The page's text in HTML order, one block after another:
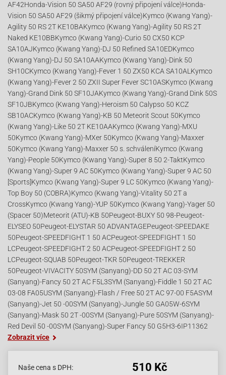
AF42Honda-Vision 50 SA50 AF29 (rovný připojení válce)Honda-
Vision 50 SA50 AF29 (šikmý připojení válce)Kymco (Kwang Yang)-
Agility 50 RS 2T KE10BAKymco (Kwang Yang)-Agility 50 RS 2T
Naked KE10BBKymco (Kwang Yang)-Curio 50 CX50 KCP
SA10AJKymco (Kwang Yang)-DJ 50 Refined SA10EDKymco
(Kwang Yang)-DJ 50 SA10AAKymco (Kwang Yang)-Dink 50
SH10CKymco (Kwang Yang)-Fever 1 50 ZX50 KCA SA10ALKymco
(Kwang Yang)-Fever 2 50 ZXII Super Fever SC10ASKymco (Kwang
Yang)-Grand Dink 50 SF10JAKymco (Kwang Yang)-Grand Dink 50S
SF10JBKymco (Kwang Yang)-Heroism 50 Calypso 50 KCZ
SB10ACKymco (Kwang Yang)-KB 50 Meteorit Scout 50Kymco
(Kwang Yang)-Like 50 2T KE10AAKymco (Kwang Yang)-MXU
50Kymco (Kwang Yang)-MXer 50Kymco (Kwang Yang)-Maxxer
50Kymco (Kwang Yang)-Maxxer 50 s. schváleníKymco (Kwang
Yang)-People 50Kymco (Kwang Yang)-Super 8 50 2-TaktKymco
(Kwang Yang)-Super 9 AC 50Kymco (Kwang Yang)-Super 9 AC 50
[Sports]Kymco (Kwang Yang)-Super 9 LC 50Kymco (Kwang Yang)-
Top Boy 50 (COBRA)Kymco (Kwang Yang)-Vitality 50 2T a
CrossKymco (Kwang Yang)-YUP 50Kymco (Kwang Yang)-Yager 50
(Spacer 50)Meteorit (ATU)-KB 50Peugeot-BUXY 50 98-Peugeot-
ELYSEO 50Peugeot-ELYSTAR 50 ADVANTAGEPeugeot-SPEEDAKE
50Peugeot-SPEEDFIGHT 1 50 ACPeugeot-SPEEDFIGHT 1 50
LCPeugeot-SPEEDFIGHT 2 50 ACPeugeot-SPEEDFIGHT 2 50
LCPeugeot-SQUAB 50Peugeot-TKR 50Peugeot-TREKKER
50Peugeot-VIVACITY 50SYM (Sanyang)-DD 50 2T AC 03-SYM
(Sanyang)-Fancy 50 2T AC F5L3SYM (Sanyang)-Fiddle 1 50 2T AC
03-08 FA05USYM (Sanyang)-Flash / Free 50 2T AC 97-00 F5ASYM
(Sanyang)-Jet 50 -00SYM (Sanyang)-Jungle 50 GA05W-6SYM
(Sanyang)-Mask 50 2T -00SYM (Sanyang)-Pure 50SYM (Sanyang)-
Red Devil 50 -00SYM (Sanyang)-Super Fancy 50 G5H3-6IP11362
Zobrazit více
Naše cena s DPH: 510 Kč